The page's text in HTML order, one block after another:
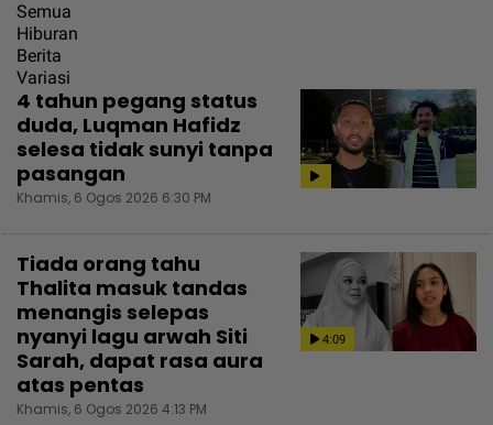
Semua
Hiburan
Berita
Variasi
4 tahun pegang status
duda, Luqman Hafidz
selesa tidak sunyi tanpa
pasangan
Khamis, 6 Ogos 2026 6:30 PM
4:09
Tiada orang tahu
Thalita masuk tandas
menangis selepas
nyanyi lagu arwah Siti
Sarah, dapat rasa aura
atas pentas
Khamis, 6 Ogos 2026 4:13 PM